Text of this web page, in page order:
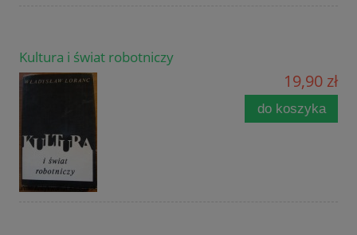
Kultura i świat robotniczy
19,90 zł
do koszyka